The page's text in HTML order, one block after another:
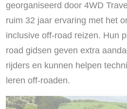
georganiseerd door 4WD
ruim 32 jaar ervaring met het
inclusive off-road reizen. Hun
road gidsen geven extra
rijders en kunnen helpen
leren off-roaden.